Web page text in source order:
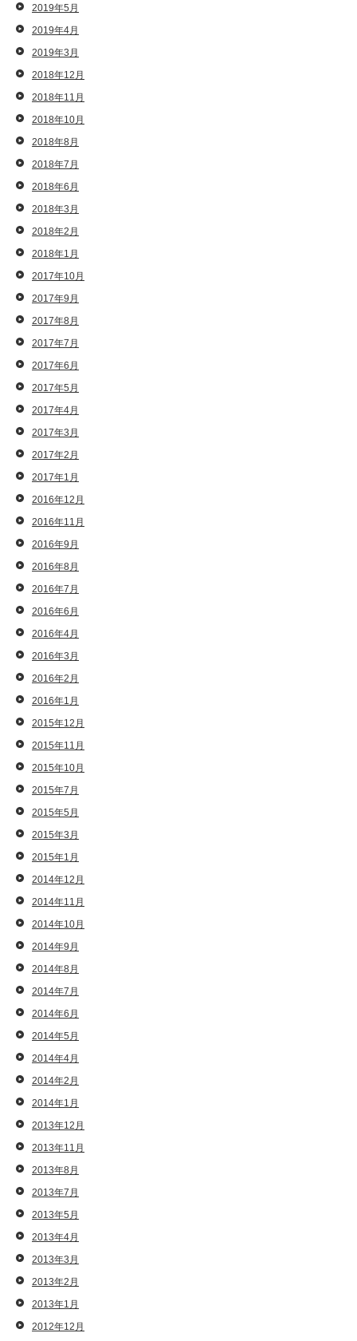
2019年5月
2019年4月
2019年3月
2018年12月
2018年11月
2018年10月
2018年8月
2018年7月
2018年6月
2018年3月
2018年2月
2018年1月
2017年10月
2017年9月
2017年8月
2017年7月
2017年6月
2017年5月
2017年4月
2017年3月
2017年2月
2017年1月
2016年12月
2016年11月
2016年9月
2016年8月
2016年7月
2016年6月
2016年4月
2016年3月
2016年2月
2016年1月
2015年12月
2015年11月
2015年10月
2015年7月
2015年5月
2015年3月
2015年1月
2014年12月
2014年11月
2014年10月
2014年9月
2014年8月
2014年7月
2014年6月
2014年5月
2014年4月
2014年2月
2014年1月
2013年12月
2013年11月
2013年8月
2013年7月
2013年5月
2013年4月
2013年3月
2013年2月
2013年1月
2012年12月